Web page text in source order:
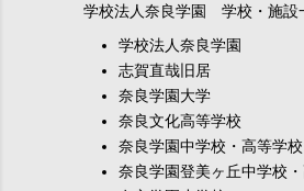
学校法人奈良学園 学校・施設
学校法人奈良学園
志賀直哉旧居
奈良学園大学
奈良文化高等学校
奈良学園中学校・高等学校
奈良学園登美ヶ丘中学校